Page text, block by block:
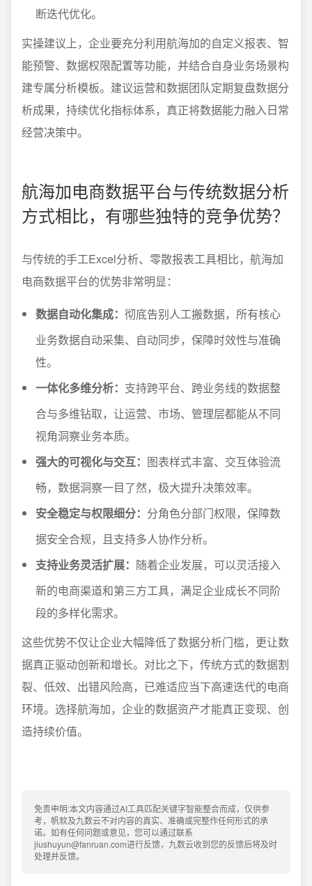
断迭代优化。
实操建议上，企业要充分利用航海加的自定义报表、智
能预警、数据权限配置等功能，并结合自身业务场景构
建专属分析模板。建议运营和数据团队定期复盘数据分
析成果，持续优化指标体系，真正将数据能力融入日常
经营决策中。
航海加电商数据平台与传统数据分析
方式相比，有哪些独特的竞争优势？
与传统的手工Excel分析、零散报表工具相比，航海加
电商数据平台的优势非常明显：
数据自动化集成： 彻底告别人工搬数据，所有核心
业务数据自动采集、自动同步，保障时效性与准确
性。
一体化多维分析： 支持跨平台、跨业务线的数据整
合与多维钻取，让运营、市场、管理层都能从不同
视角洞察业务本质。
强大的可视化与交互： 图表样式丰富、交互体验流
畅，数据洞察一目了然，极大提升决策效率。
安全稳定与权限细分： 分角色分部门权限，保障数
据安全合规，且支持多人协作分析。
支持业务灵活扩展： 随着企业发展，可以灵活接入
新的电商渠道和第三方工具，满足企业成长不同阶
段的多样化需求。
这些优势不仅让企业大幅降低了数据分析门槛，更让数
据真正驱动创新和增长。对比之下，传统方式的数据割
裂、低效、出错风险高，已难适应当下高速迭代的电商
环境。选择航海加，企业的数据资产才能真正变现、创
造持续价值。
免责申明:本文内容通过AI工具匹配关键字智能整合而成，仅供参
考，帆软及九数云不对内容的真实、准确或完整作任何形式的承
诺。如有任何问题或意见，您可以通过联系
jiushuyun@fanruan.com进行反馈，九数云收到您的反馈后将及时
处理并反馈。